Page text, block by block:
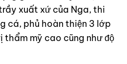
xuất xứ của Nga, thi
cá, phủ hoàn thiện 3 lớp
thẩm mỹ cao cũng như độ